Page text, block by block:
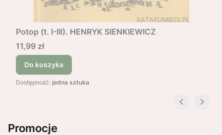
Potop (t. I-III). HENRYK SIENKIEWICZ
Cena
11,99 zł
Do koszyka
Dostępność: jedna sztuka
Promocje